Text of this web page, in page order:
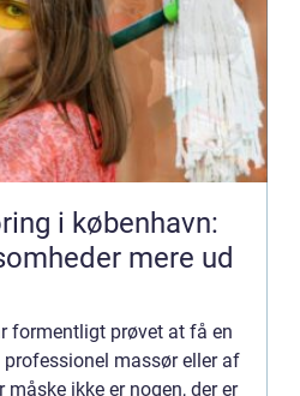
i københavn:
mere ud
formentligt prøvet at få en
massør eller af
måske ikke er nogen, der er